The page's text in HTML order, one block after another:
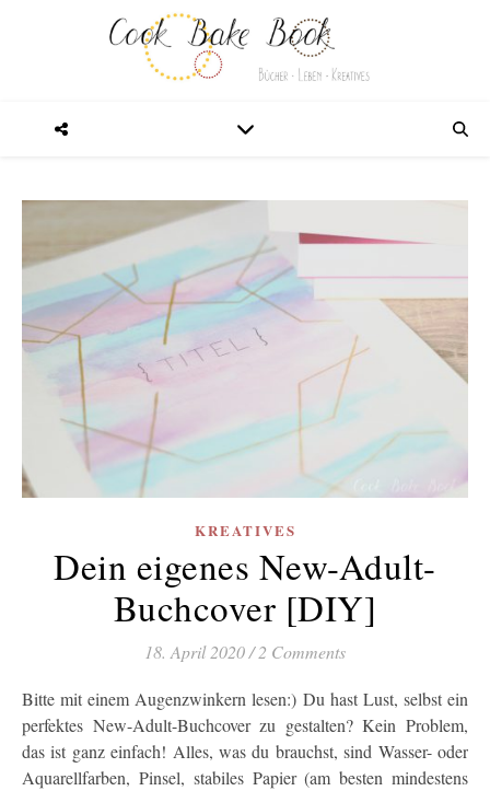
KREATIVES
Dein eigenes New-Adult-
Buchcover [DIY]
18. April 2020/2 Comments
Bitte mit einem Augenzwinkern lesen:) Du hast Lust, selbst ein
perfektes New-Adult-Buchcover zu gestalten? Kein Problem,
das ist ganz einfach! Alles, was du brauchst, sind Wasser- oder
Aquarellfarben, Pinsel, stabiles Papier (am besten mindestens